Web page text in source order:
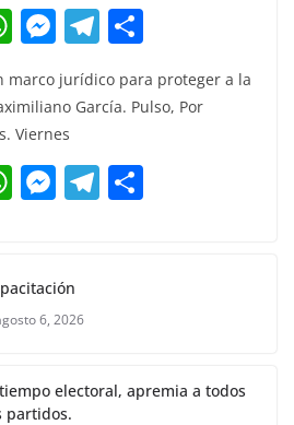
W
h
at
s
A
p
M
e
ss
e
n
g
T
el
e
a
m
m
marco jurídico para proteger a la
García. Pulso, Por
Viernes
W
h
s
A
p
M
e
e
n
er
T
el
6, 2026
electoral, apremia a todos
partidos.